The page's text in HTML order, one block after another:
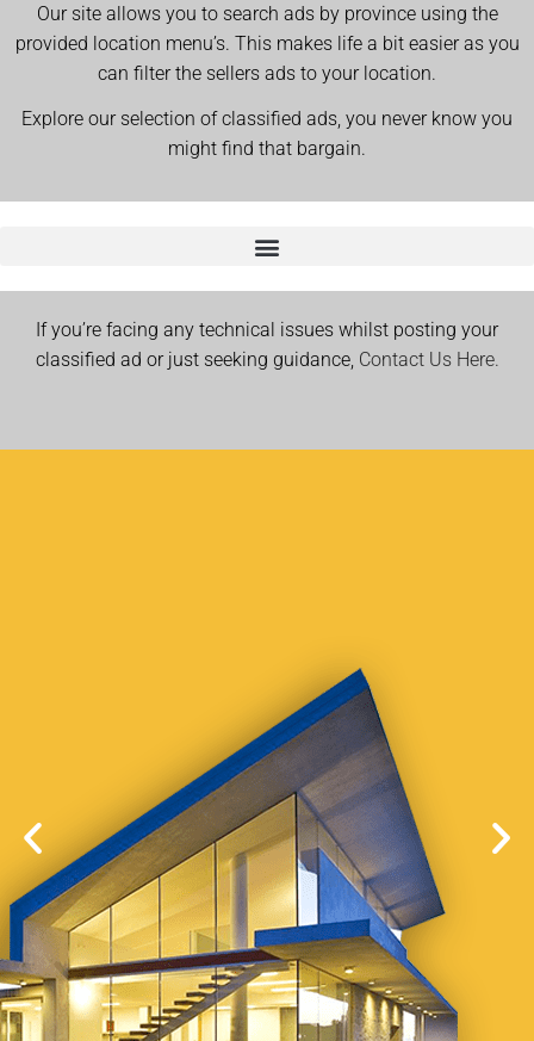
Our site allows you to search ads by province using the
provided location menu’s. This makes life a bit easier as you
can filter the sellers ads to your location.
Explore our selection of classified ads, you never know you
might find that bargain.
If you’re facing any technical issues whilst posting your
classified ad or just seeking guidance, Contact Us Here.